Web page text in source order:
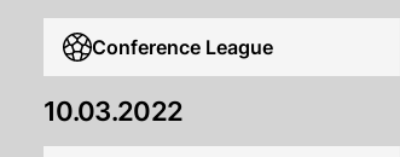
Conference League
10.03.2022